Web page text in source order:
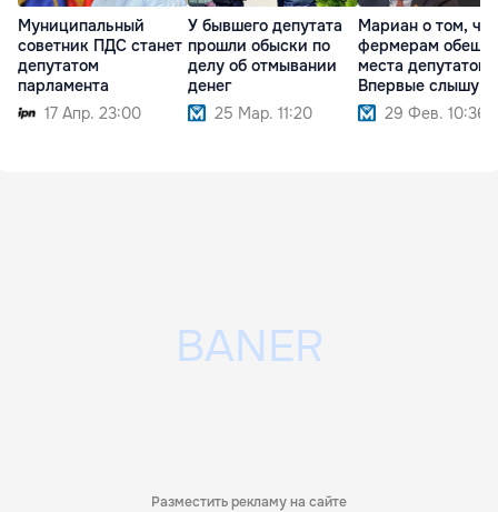
Муниципальный
советник ПДС станет
депутатом
парламента
17 Апр. 23:00
У бывшего депутата
прошли обыски по
делу об отмывании
денег
25 Мар. 11:20
Мариан о том, что
фермерам
места депутатов:
Впервые слышу
29 Фев. 10:36
Разместить рекламу на сайте